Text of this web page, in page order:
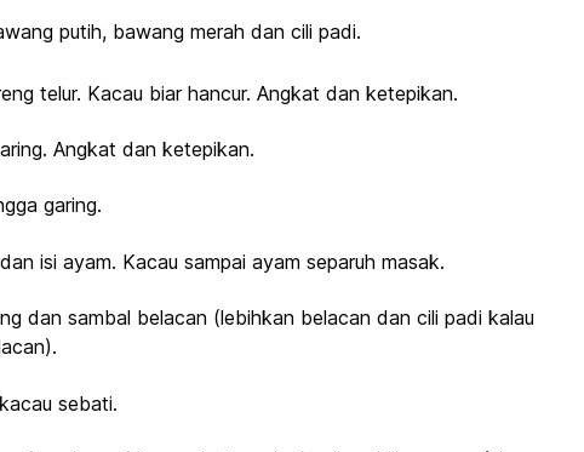
putih, bawang merah dan cili padi.
telur. Kacau biar hancur. Angkat dan ketepikan.
Angkat dan ketepikan.
garing.
isi ayam. Kacau sampai ayam separuh masak.
dan sambal belacan (lebihkan belacan dan cili padi kalau
sebati.